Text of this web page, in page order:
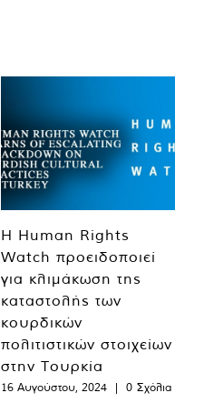
Η Human Rights
Watch προειδοποιεί
για κλιμάκωση της
καταστολής των
κουρδικών
πολιτιστικών στοιχείων
στην Τουρκία
16 Αυγούστου, 2024 | 0 Σχόλια